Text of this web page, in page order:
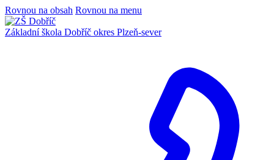
Rovnou na obsah Rovnou na menu
Základní škola Dobříč okres Plzeň-sever